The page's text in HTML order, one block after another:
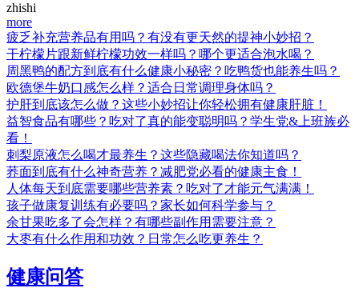
zhishi
more
疲乏补充营养品有用吗？有没有更天然的提神小妙招？
干柠檬片跟新鲜柠檬功效一样吗？哪个更适合泡水喝？
周黑鸭的配方到底有什么健康小秘密？吃鸭货也能养生吗？
欧德堡牛奶口感怎么样？适合日常调理身体吗？
护肝到底该怎么做？这些小妙招让你轻松拥有健康肝脏！
益智食品有哪些？吃对了真的能变聪明吗？学生党&上班族必
看！
刺梨原液怎么喝才最养生？这些隐藏喝法你知道吗？
荞面到底有什么神奇营养？减肥党必看的健康主食！
人体每天到底需要哪些营养素？吃对了才能元气满满！
孩子做康复训练有必要吗？家长如何科学参与？
余甘果吃多了会怎样？有哪些副作用需要注意？
大枣有什么作用和功效？日常怎么吃更养生？
健康问答